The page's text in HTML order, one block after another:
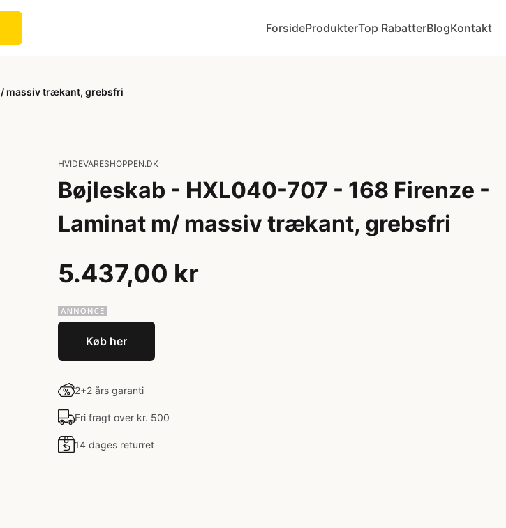
ForsideProdukterTop RabatterBlogKontakt
massiv trækant, grebsfri
HVIDEVARESHOPPEN.DK
Bøjleskab - HXL040-707 - 168 Firenze -
Laminat m/ massiv trækant, grebsfri
5.437,00 kr
Køb her
2+2 års garanti
Fri fragt over kr. 500
14 dages returret